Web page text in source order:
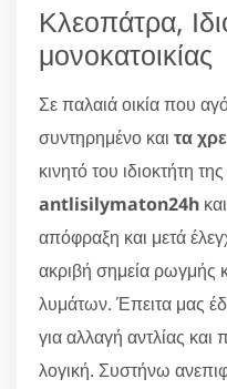
Κλεοπάτρα,
μονοκατοικίας
Σε παλαιά οικία που
συντηρημένο και τα
κινητό του ιδιοκτήτη της
antlisilymaton24h
απόφραξη και μετά
ακριβή σημεία ρωγμής
λυμάτων. Έπειτα μας
για αλλαγή αντλίας
λογική. Συστήνω